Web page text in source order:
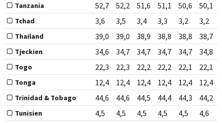
Tanzania 52,7 52,2 51,6 51,1 50,6 50,1
Tchad 3,6 3,5 3,4 3,3 3,2 3,2
Thailand 39,0 39,0 38,9 38,8 38,8 38,7
Tjeckien 34,6 34,7 34,7 34,7 34,7 34,8
Togo 22,3 22,3 22,2 22,2 22,1 22,1
Tonga 12,4 12,4 12,4 12,4 12,4 12,4
Trinidad & Tobago 44,6 44,6 44,5 44,4 44,3 44,2
Tunisien 4,5 4,5 4,5 4,5 4,5 4,6